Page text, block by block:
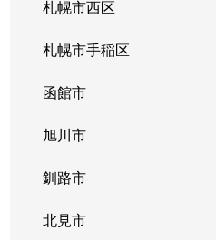
札幌市西区
札幌市手稲区
函館市
旭川市
釧路市
北見市